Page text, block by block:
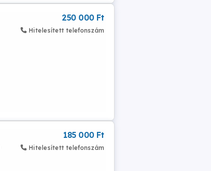
250 000 Ft
Hitelesített telefonszám
185 000 Ft
Hitelesített telefonszám